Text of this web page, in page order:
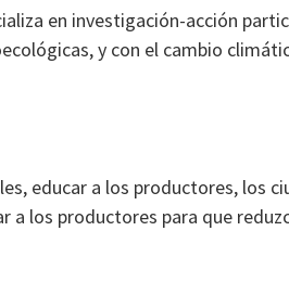
en investigación-acción
y con el cambio
educar a los productores, los
a los productores para que